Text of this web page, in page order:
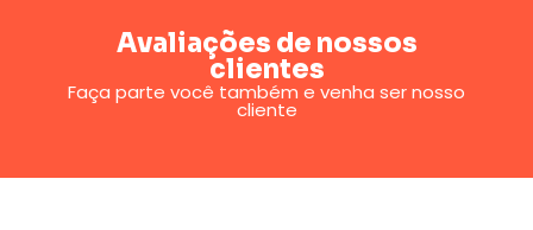
Avaliações de nossos
clientes
Faça parte você também e venha ser nosso
cliente